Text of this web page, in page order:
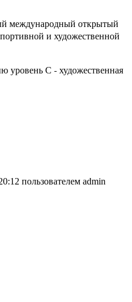
международный открытый
и художественной
уровень С - художественная
пользователем admin